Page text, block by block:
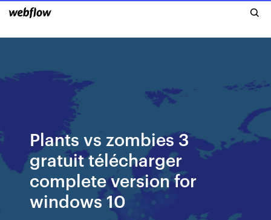
Plants vs zombies 3
gratuit télécharger
complete version for
windows 10